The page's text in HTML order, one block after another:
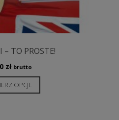
– TO PROSTE!
zł brutto
OPCJE
produkt